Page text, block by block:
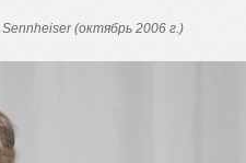
Sennheiser(октябрь 2006 г.)